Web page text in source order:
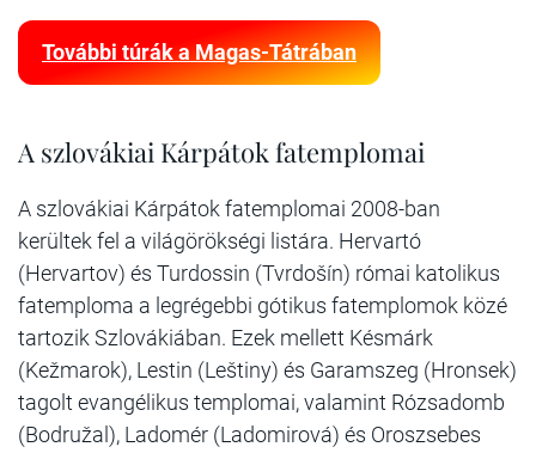
További túrák a Magas-Tátrában
A szlovákiai Kárpátok fatemplomai
A szlovákiai Kárpátok fatemplomai 2008-ban
kerültek fel a világörökségi listára. Hervartó
(Hervartov) és Turdossin (Tvrdošín) római katolikus
fatemploma a legrégebbi gótikus fatemplomok közé
tartozik Szlovákiában. Ezek mellett Késmárk
(Kežmarok), Lestin (Leštiny) és Garamszeg (Hronsek)
tagolt evangélikus templomai, valamint Rózsadomb
(Bodružal), Ladomér (Ladomirová) és Oroszsebes